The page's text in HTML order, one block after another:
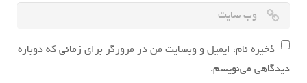
ذخیره نام، ایمیل و وبسایت من در مرورگر برای زمانی که دوباره
دیدگاهی می‌نویسم.